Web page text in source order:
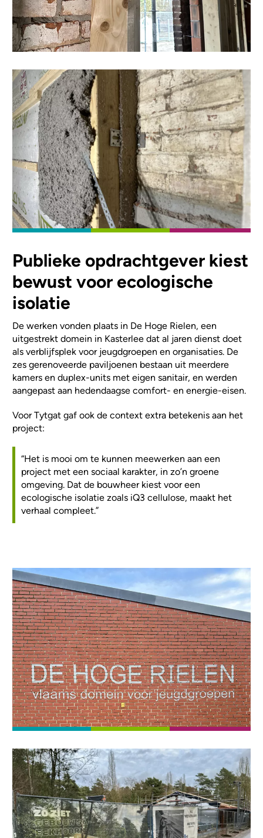
Publieke opdrachtgever kiest
bewust voor ecologische
isolatie
De werken vonden plaats in De Hoge Rielen, een
uitgestrekt domein in Kasterlee dat al jaren dienst doet
als verblijfsplek voor jeugdgroepen en organisaties. De
zes gerenoveerde paviljoenen bestaan uit meerdere
kamers en duplex-units met eigen sanitair, en werden
aangepast aan hedendaagse comfort- en energie-eisen.
Voor Tytgat gaf ook de context extra betekenis aan het
project:
“Het is mooi om te kunnen meewerken aan een
project met een sociaal karakter, in zo’n groene
omgeving. Dat de bouwheer kiest voor een
ecologische isolatie zoals iQ3 cellulose, maakt het
verhaal compleet.”